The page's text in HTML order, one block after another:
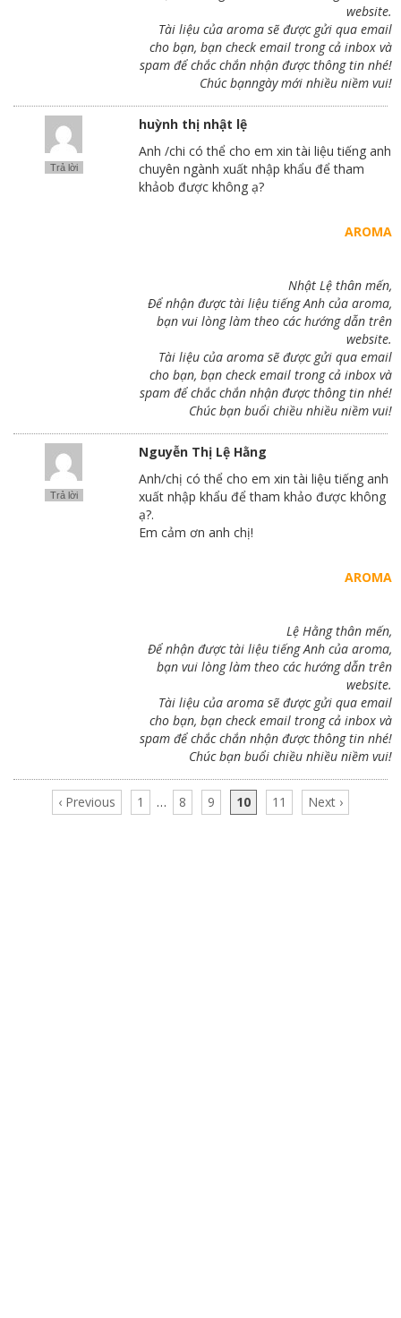
website.
Tài liệu của aroma sẽ được gửi qua email
cho bạn, bạn check email trong cả inbox và
spam để chắc chắn nhận được thông tin nhé!
Chúc bạnngày mới nhiều niềm vui!
Trả lời
huỳnh thị nhật lệ
Anh /chi có thể cho em xin tài liệu tiếng anh
chuyên ngành xuất nhập khẩu để tham
khảob được không ạ?
AROMA
Nhật Lệ thân mến,
Để nhận được tài liệu tiếng Anh của aroma,
bạn vui lòng làm theo các hướng dẫn trên
website.
Tài liệu của aroma sẽ được gửi qua email
cho bạn, bạn check email trong cả inbox và
spam để chắc chắn nhận được thông tin nhé!
Chúc bạn buổi chiều nhiều niềm vui!
Trả lời
Nguyễn Thị Lệ Hằng
Anh/chị có thể cho em xin tài liệu tiếng anh
xuất nhập khẩu để tham khảo được không
ạ?.
Em cảm ơn anh chị!
AROMA
Lệ Hằng thân mến,
Để nhận được tài liệu tiếng Anh của aroma,
bạn vui lòng làm theo các hướng dẫn trên
website.
Tài liệu của aroma sẽ được gửi qua email
cho bạn, bạn check email trong cả inbox và
spam để chắc chắn nhận được thông tin nhé!
Chúc bạn buổi chiều nhiều niềm vui!
‹ Previous 1 … 8 9 10 11 Next ›